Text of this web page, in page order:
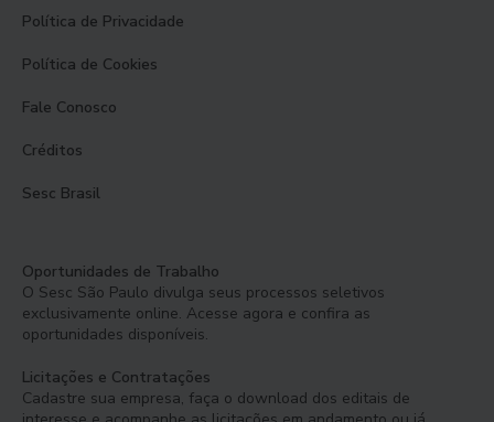
Política de Privacidade
Política de Cookies
Fale Conosco
Créditos
Sesc Brasil
Oportunidades de Trabalho
O Sesc São Paulo divulga seus processos seletivos
exclusivamente online. Acesse agora e confira as
oportunidades disponíveis.
Licitações e Contratações
Cadastre sua empresa, faça o download dos editais de